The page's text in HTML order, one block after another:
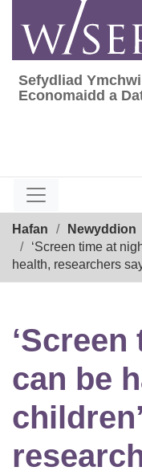
content
Sefydliad
Sefydliad
Economaidd a
Hafan
Newyddion
‘Screen time at
health, researchers
can be